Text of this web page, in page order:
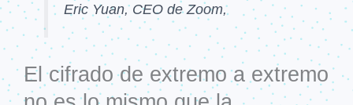
Eric Yuan, CEO de Zoom,
El cifrado de extremo a extremo